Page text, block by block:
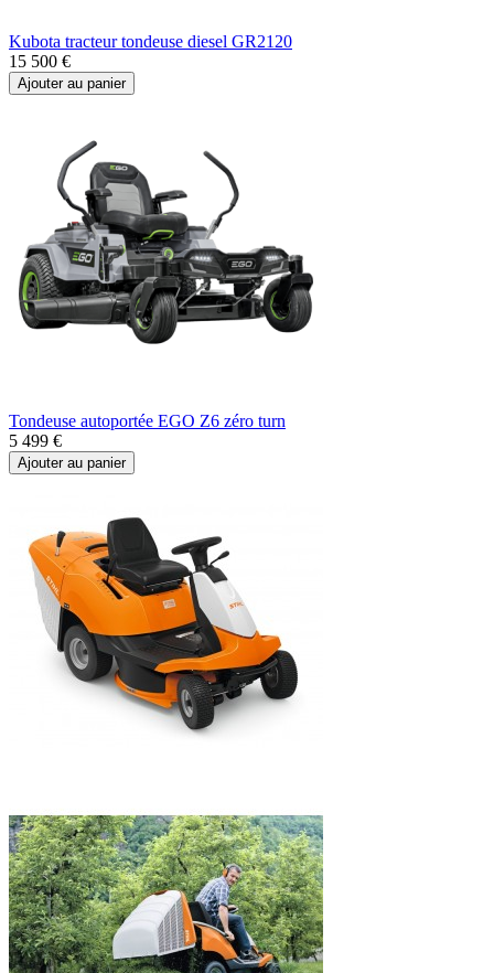
Kubota tracteur tondeuse diesel GR2120
15 500 €
Ajouter au panier
Tondeuse autoportée EGO Z6 zéro turn
5 499 €
Ajouter au panier